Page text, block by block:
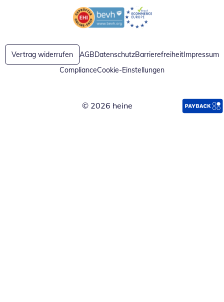
Öffnet in neuem FensterÖffnet in neuem Fenster
Vertrag widerrufen AGBDatenschutzBarrierefreiheitImpressum
ComplianceCookie-Einstellungen
© 2026 heine